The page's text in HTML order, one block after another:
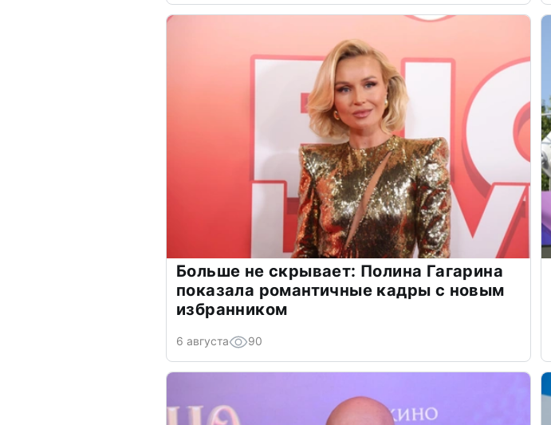
Больше не скрывает: Полина Гагарина
показала романтичные кадры с новым
избранником
6 августа 90